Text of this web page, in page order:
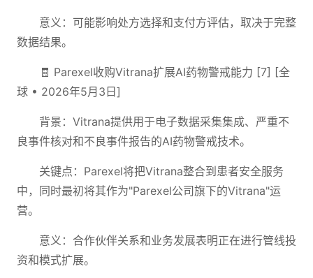
意义：可能影响处方选择和支付方评估，取决于完整
数据结果。
🧾 Parexel收购Vitrana扩展AI药物警戒能力 [7] [全
球 • 2026年5月3日]
背景：Vitrana提供用于电子数据采集集成、严重不
良事件核对和不良事件报告的AI药物警戒技术。
关键点：Parexel将把Vitrana整合到患者安全服务
中，同时最初将其作为"Parexel公司旗下的Vitrana"运
营。
意义：合作伙伴关系和业务发展表明正在进行管线投
资和模式扩展。